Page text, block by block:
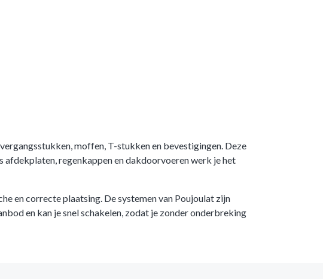
moffen, T-stukken en bevestigingen. Deze
regenkappen en dakdoorvoeren werk je het
en correcte plaatsing. De systemen van Poujoulat zijn
en kan je snel schakelen, zodat je zonder onderbreking